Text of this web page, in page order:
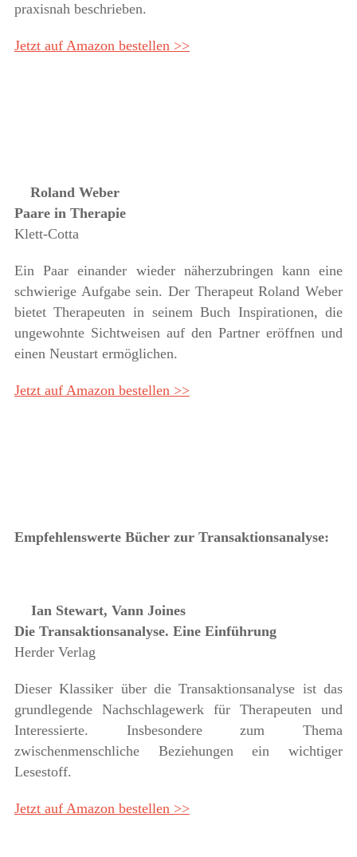
praxisnah beschrieben.
Jetzt auf Amazon bestellen >>
Roland Weber
Paare in Therapie
Klett-Cotta
Ein Paar einander wieder näherzubringen kann eine
schwierige Aufgabe sein. Der Therapeut Roland Weber
bietet Therapeuten in seinem Buch Inspirationen, die
ungewohnte Sichtweisen auf den Partner eröffnen und
einen Neustart ermöglichen.
Jetzt auf Amazon bestellen >>
Empfehlenswerte Bücher zur Transaktionsanalyse:
Ian Stewart, Vann Joines
Die Transaktionsanalyse. Eine Einführung
Herder Verlag
Dieser Klassiker über die Transaktionsanalyse ist das
grundlegende Nachschlagewerk für Therapeuten und
Interessierte. Insbesondere zum Thema
zwischenmenschliche Beziehungen ein wichtiger
Lesestoff.
Jetzt auf Amazon bestellen >>